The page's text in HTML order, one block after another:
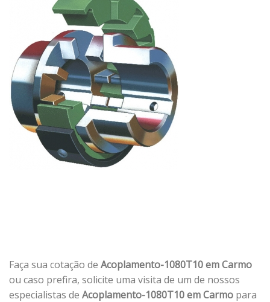
Faça sua cotação de Acoplamento-1080T10 em Carmo
ou caso prefira, solicite uma visita de um de nossos
especialistas de Acoplamento-1080T10 em Carmo para